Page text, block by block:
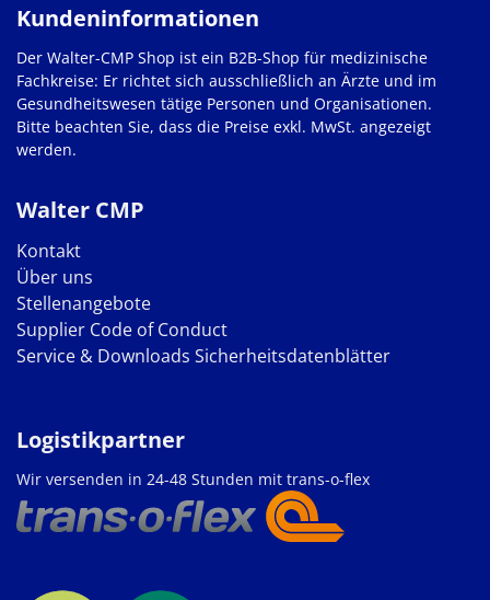
Walter CMP
Kontakt
Über uns
Stellenangebote
Supplier Code of Conduct
Service & Downloads Sicherheitsdatenblätter
Kundeninformationen
Der Walter-CMP Shop ist ein B2B-Shop für medizinische
Fachkreise: Er richtet sich ausschließlich an Ärzte und im
Gesundheitswesen tätige Personen und Organisationen.
Bitte beachten Sie, dass die Preise exkl. MwSt. angezeigt
werden.
Logistikpartner
Wir versenden in 24-48 Stunden mit trans-o-flex